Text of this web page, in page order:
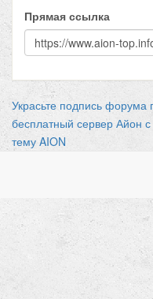
Прямая ссылка
Украсьте подпись
бесплатный сервер Айон
тему AION